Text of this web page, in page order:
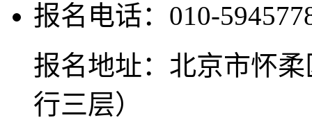
报名电话：010-
报名地址：北京市怀
行三层）